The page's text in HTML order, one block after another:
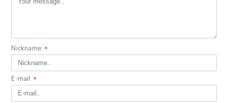
Nickname *
E-mail *